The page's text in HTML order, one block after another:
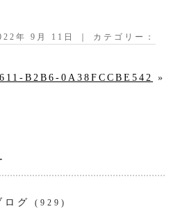
年 9月 11日 ｜ カテゴリー：
B2B6-0A38FCCBE542 »
ログ (929)